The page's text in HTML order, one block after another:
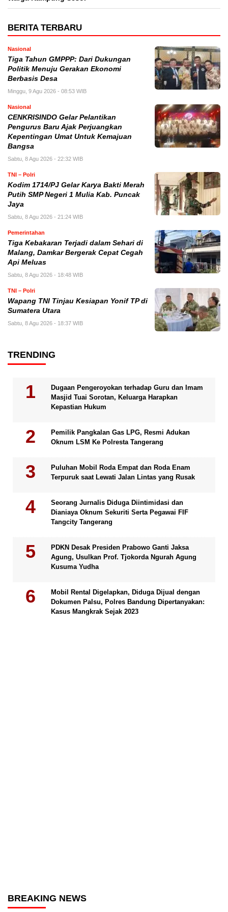
BERITA TERBARU
Nasional
Tiga Tahun GMPPP: Dari Dukungan
Politik Menuju Gerakan Ekonomi
Berbasis Desa
Minggu, 9 Agu 2026 - 08:53 WIB
Nasional
CENKRISINDO Gelar Pelantikan
Pengurus Baru Ajak Perjuangkan
Kepentingan Umat Untuk Kemajuan
Bangsa
Sabtu, 8 Agu 2026 - 22:32 WIB
TNI – Polri
Kodim 1714/PJ Gelar Karya Bakti Merah
Putih SMP Negeri 1 Mulia Kab. Puncak
Jaya
Sabtu, 8 Agu 2026 - 21:24 WIB
Pemerintahan
Tiga Kebakaran Terjadi dalam Sehari di
Malang, Damkar Bergerak Cepat Cegah
Api Meluas
Sabtu, 8 Agu 2026 - 18:48 WIB
TNI – Polri
Wapang TNI Tinjau Kesiapan Yonif TP di
Sumatera Utara
Sabtu, 8 Agu 2026 - 18:37 WIB
TRENDING
Dugaan Pengeroyokan terhadap Guru dan Imam
Masjid Tuai Sorotan, Keluarga Harapkan
Kepastian Hukum
Pemilik Pangkalan Gas LPG, Resmi Adukan
Oknum LSM Ke Polresta Tangerang
Puluhan Mobil Roda Empat dan Roda Enam
Terpuruk saat Lewati Jalan Lintas yang Rusak
Seorang Jurnalis Diduga Diintimidasi dan
Dianiaya Oknum Sekuriti Serta Pegawai FIF
Tangcity Tangerang
PDKN Desak Presiden Prabowo Ganti Jaksa
Agung, Usulkan Prof. Tjokorda Ngurah Agung
Kusuma Yudha
Mobil Rental Digelapkan, Diduga Dijual dengan
Dokumen Palsu, Polres Bandung Dipertanyakan:
Kasus Mangkrak Sejak 2023
BREAKING NEWS